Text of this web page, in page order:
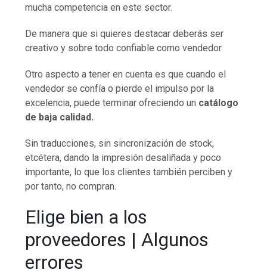
mucha competencia en este sector.
De manera que si quieres destacar deberás ser
creativo y sobre todo confiable como vendedor.
Otro aspecto a tener en cuenta es que cuando el
vendedor se confía o pierde el impulso por la
excelencia, puede terminar ofreciendo un catálogo
de baja calidad.
Sin traducciones, sin sincronización de stock,
etcétera, dando la impresión desaliñada y poco
importante, lo que los clientes también perciben y
por tanto, no compran.
Elige bien a los
proveedores | Algunos
errores